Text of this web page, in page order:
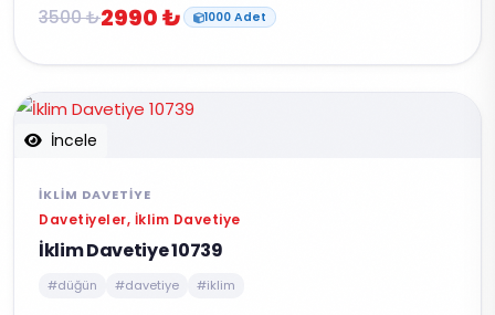
3500 ₺2990 ₺ 1000 Adet
İncele
İKLIM DAVETIYE
Davetiyeler, İklim Davetiye
İklim Davetiye 10739
#düğün #davetiye #iklim